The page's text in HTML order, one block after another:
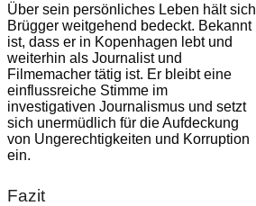
Über sein persönliches Leben hält sich
Brügger weitgehend bedeckt. Bekannt
ist, dass er in Kopenhagen lebt und
weiterhin als Journalist und
Filmemacher tätig ist. Er bleibt eine
einflussreiche Stimme im
investigativen Journalismus und setzt
sich unermüdlich für die Aufdeckung
von Ungerechtigkeiten und Korruption
ein.
Fazit